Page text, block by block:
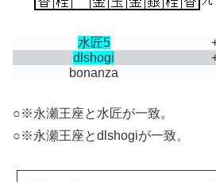
水匠5
dlshogi
bonanza
○※永瀬王座と水匠が一致。
○※永瀬王座とdlshogiが一致。